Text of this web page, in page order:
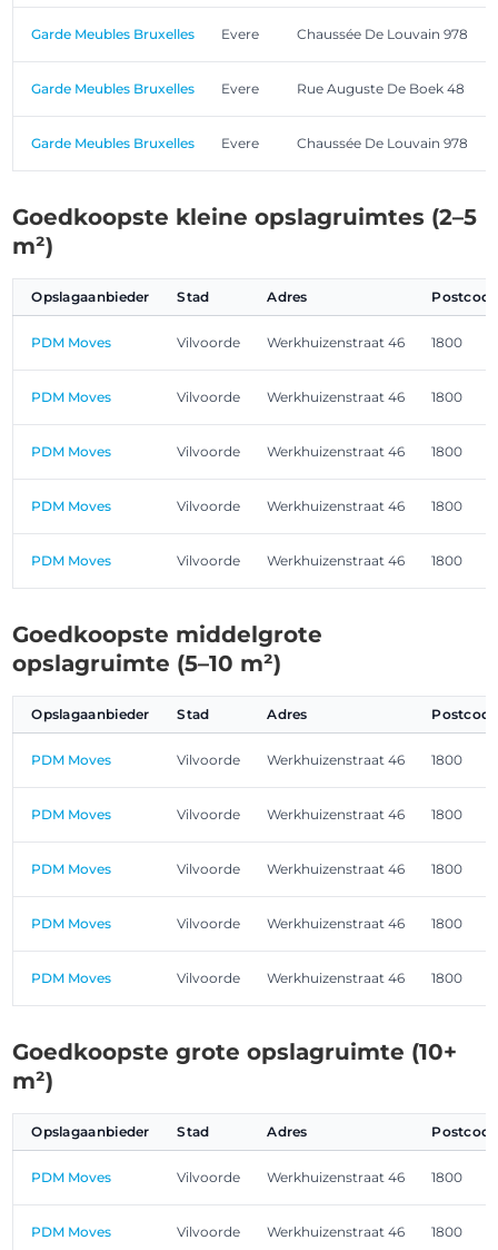
Garde Meubles Bruxelles Evere Chaussée De Louvain 978
Garde Meubles Bruxelles Evere Rue Auguste De Boek 48
Garde Meubles Bruxelles Evere Chaussée De Louvain 978
Goedkoopste kleine opslagruimtes (2–5
m²)
Opslagaanbieder Stad Adres Postcode
PDM Moves Vilvoorde Werkhuizenstraat 46 1800
PDM Moves Vilvoorde Werkhuizenstraat 46 1800
PDM Moves Vilvoorde Werkhuizenstraat 46 1800
PDM Moves Vilvoorde Werkhuizenstraat 46 1800
PDM Moves Vilvoorde Werkhuizenstraat 46 1800
Goedkoopste middelgrote
opslagruimte (5–10 m²)
Opslagaanbieder Stad Adres Postcode
PDM Moves Vilvoorde Werkhuizenstraat 46 1800
PDM Moves Vilvoorde Werkhuizenstraat 46 1800
PDM Moves Vilvoorde Werkhuizenstraat 46 1800
PDM Moves Vilvoorde Werkhuizenstraat 46 1800
PDM Moves Vilvoorde Werkhuizenstraat 46 1800
Goedkoopste grote opslagruimte (10+
m²)
Opslagaanbieder Stad Adres Postcode
PDM Moves Vilvoorde Werkhuizenstraat 46 1800
PDM Moves Vilvoorde Werkhuizenstraat 46 1800